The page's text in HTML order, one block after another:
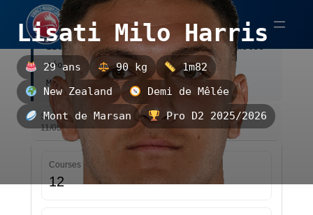
Aller
contenu
Lisati Milo Harris
29 ans 90 kg
1m82
New Zealand
Demi de Mêlée
Mont de Marsan
Pro D2 2025/2026
Lisati Milo Harris est un demi de mêlée
néo-zélandais, évoluant au Mont de
Marsan.
Statistiques — Pro D2 2025/2026 — Mise à jour le
11/05/2026 13:42
Courses
12